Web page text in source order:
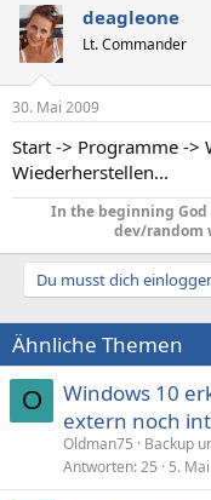
deagleone
Lt. Commander
30. Mai 2009
Start -> Programme ->
Wiederherstellen...
In the beginning
dev/random
Du musst dich
Ähnliche Themen
O
Windows 10
extern noch
Oldman75
Backup
Antworten 25 5.